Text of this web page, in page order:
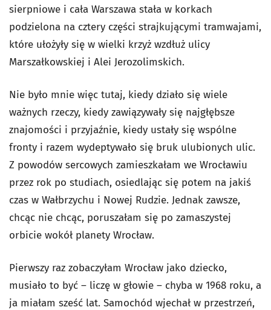
sierpniowe i cała Warszawa stała w korkach
podzielona na cztery części strajkującymi tramwajami,
które ułożyły się w wielki krzyż wzdłuż ulicy
Marszałkowskiej i Alei Jerozolimskich.
Nie było mnie więc tutaj, kiedy działo się wiele
ważnych rzeczy, kiedy zawiązywały się najgłębsze
znajomości i przyjaźnie, kiedy ustały się wspólne
fronty i razem wydeptywało się bruk ulubionych ulic.
Z powodów sercowych zamieszkałam we Wrocławiu
przez rok po studiach, osiedlając się potem na jakiś
czas w Wałbrzychu i Nowej Rudzie. Jednak zawsze,
chcąc nie chcąc, poruszałam się po zamaszystej
orbicie wokół planety Wrocław.
Pierwszy raz zobaczyłam Wrocław jako dziecko,
musiało to być – liczę w głowie – chyba w 1968 roku, a
ja miałam sześć lat. Samochód wjechał w przestrzeń,